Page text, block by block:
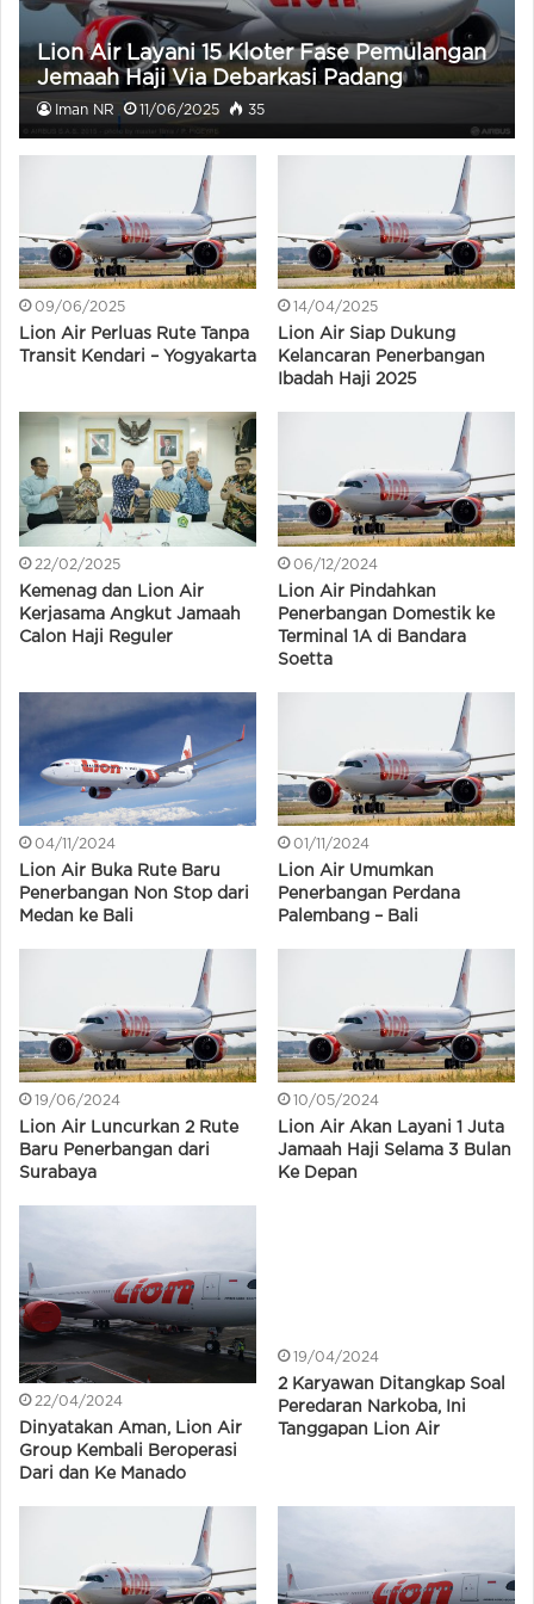
Lion Air Layani 15 Kloter Fase Pemulangan
Jemaah Haji Via Debarkasi Padang
Iman NR 11/06/2025 35
09/06/2025
Lion Air Perluas Rute Tanpa
Transit Kendari – Yogyakarta
14/04/2025
Lion Air Siap Dukung
Kelancaran Penerbangan
Ibadah Haji 2025
22/02/2025
Kemenag dan Lion Air
Kerjasama Angkut Jamaah
Calon Haji Reguler
06/12/2024
Lion Air Pindahkan
Penerbangan Domestik ke
Terminal 1A di Bandara
Soetta
04/11/2024
Lion Air Buka Rute Baru
Penerbangan Non Stop dari
Medan ke Bali
01/11/2024
Lion Air Umumkan
Penerbangan Perdana
Palembang – Bali
19/06/2024
Lion Air Luncurkan 2 Rute
Baru Penerbangan dari
Surabaya
10/05/2024
Lion Air Akan Layani 1 Juta
Jamaah Haji Selama 3 Bulan
Ke Depan
22/04/2024
Dinyatakan Aman, Lion Air
Group Kembali Beroperasi
Dari dan Ke Manado
19/04/2024
2 Karyawan Ditangkap Soal
Peredaran Narkoba, Ini
Tanggapan Lion Air